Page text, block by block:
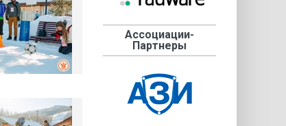
Ассоциации-
Партнеры